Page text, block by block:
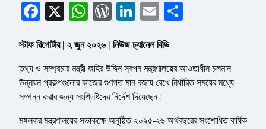
Facebook
X WhatsApp
WordPress
LinkedIn
Email
স্টাফ রিপোর্টার | ২ জুন ২০২৬ | নিউজ চ্যানেল বিডি
তথ্য ও সম্প্রচার মন্ত্রী জহির উদ্দিন স্বপন মন্ত্রণালয়ের আওতাধীন চলমান
উন্নয়ন প্রকল্পগুলোর কাজের গুণগত মান বজায় রেখে নির্ধারিত সময়ের মধ্যে
সম্পন্ন করার জন্য সংশ্লিষ্টদের নির্দেশ দিয়েছেন।
মঙ্গলবার মন্ত্রণালয়ের সভাকক্ষে অনুষ্ঠিত ২০২৫-২৬ অর্থবছরের সংশোধিত বার্ষিক